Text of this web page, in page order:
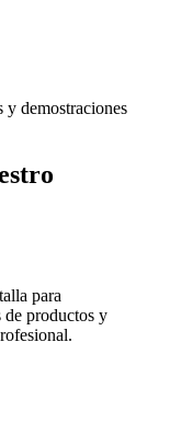
y demostraciones
para
de productos y